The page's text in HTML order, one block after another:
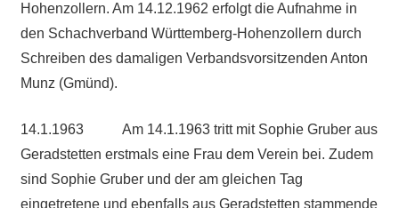
Hohenzollern. Am 14.12.1962 erfolgt die Aufnahme in
den Schachverband Württemberg-Hohenzollern durch
Schreiben des damaligen Verbandsvorsitzenden Anton
Munz (Gmünd).
14.1.1963 Am 14.1.1963 tritt mit Sophie Gruber aus
Geradstetten erstmals eine Frau dem Verein bei. Zudem
sind Sophie Gruber und der am gleichen Tag
eingetretene und ebenfalls aus Geradstetten stammende